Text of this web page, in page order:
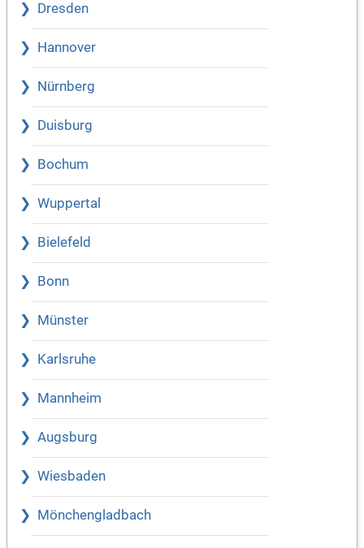
Dresden
Hannover
Nürnberg
Duisburg
Bochum
Wuppertal
Bielefeld
Bonn
Münster
Karlsruhe
Mannheim
Augsburg
Wiesbaden
Mönchengladbach